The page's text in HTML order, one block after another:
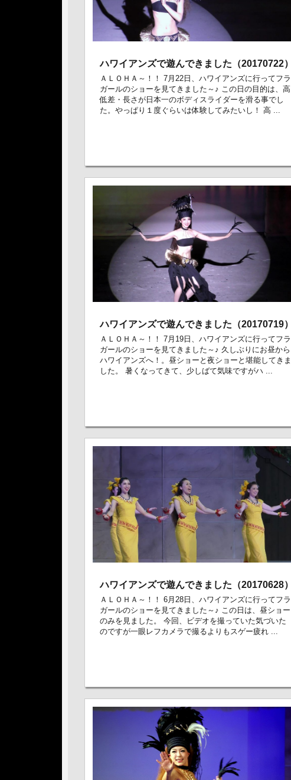
ハワイアンズで遊んできました（20170722）
ＡＬＯＨＡ～！！ 7月22日、ハワイアンズに行ってフラ
ガールのショーを見てきました～♪ この日の目的は、高
低差・長さが日本一のボディスライダーを滑る事でし
た。やっぱり１度ぐらいは体験してみたいし！ 高 ...
ハワイアンズで遊んできました（20170719）
ＡＬＯＨＡ～！！ 7月19日、ハワイアンズに行ってフラ
ガールのショーを見てきました～♪ 久しぶりにお昼から
ハワイアンズへ！。昼ショーと夜ショーと堪能してきま
した。 暑くなってきて、少しばて気味ですがハ ...
ハワイアンズで遊んできました（20170628）
ＡＬＯＨＡ～！！ 6月28日、ハワイアンズに行ってフラ
ガールのショーを見てきました～♪ この日は、昼ショー
のみを見ました。 今回、ビデオを撮っていた気づいた
のですが一眼レフカメラで撮るよりもスゲー疲れ ...